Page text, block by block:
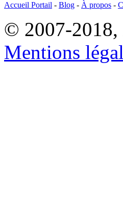
Accueil Portail - Blog - À propos -
© 2007-2018,
Mentions